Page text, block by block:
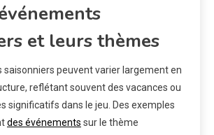
et leurs thèmes
saisonniers peuvent varier largement en
reflétant souvent des vacances ou
significatifs dans le jeu. Des exemples
des événements sur le thème